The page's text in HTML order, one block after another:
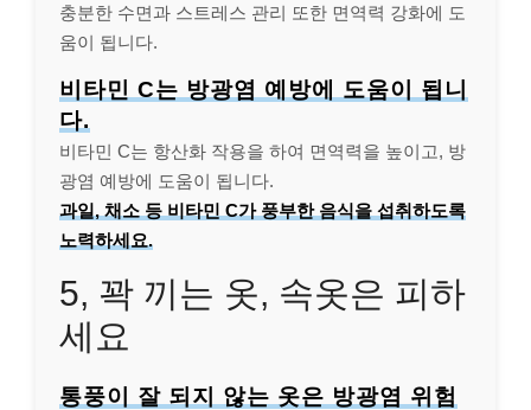
충분한 수면과 스트레스 관리 또한 면역력 강화에 도
움이 됩니다.
비타민 C는 방광염 예방에 도움이 됩니
다.
비타민 C는 항산화 작용을 하여 면역력을 높이고, 방
광염 예방에 도움이 됩니다.
과일, 채소 등 비타민 C가 풍부한 음식을 섭취하도록
노력하세요.
5, 꽉 끼는 옷, 속옷은 피하
세요
통풍이 잘 되지 않는 옷은 방광염 위험